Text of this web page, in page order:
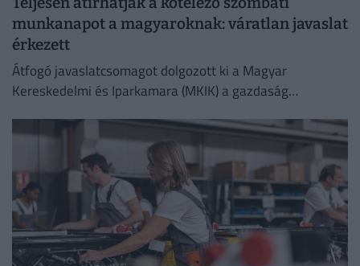
munkanapot a magyaroknak: váratlan javaslat
érkezett
Átfogó javaslatcsomagot dolgozott ki a Magyar
Kereskedelmi és Iparkamara (MKIK) a gazdaság
kezelése érdekében.